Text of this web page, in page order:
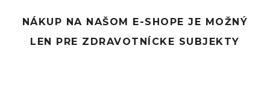
Doprava ZADARMO pri objednávke nad 120 EUR
Rýchle doručenie a možnosť osobného odberu
NÁKUP NA NAŠOM E-SHOPE JE MOŽNÝ
LEN PRE ZDRAVOTNÍCKE SUBJEKTY